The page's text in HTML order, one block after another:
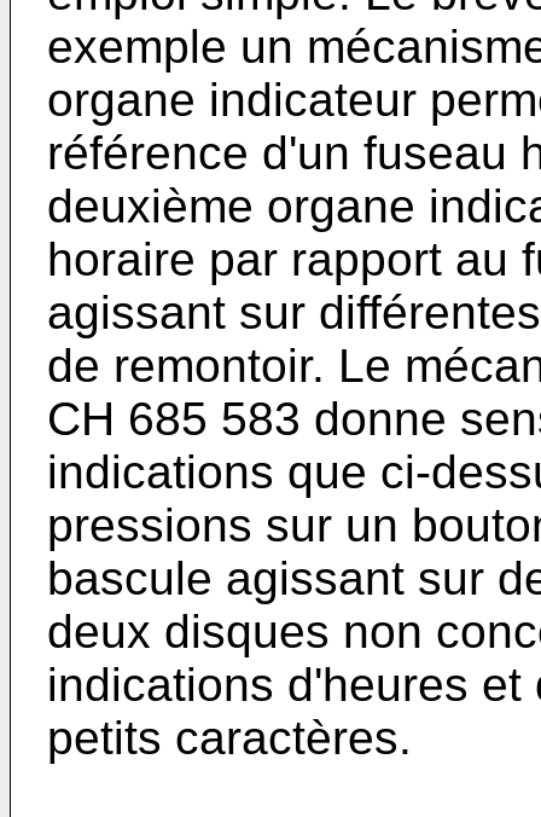
exemple un
organe indicateur
référence d'un fuseau
deuxième organe
horaire par rapport au
agissant sur
de remontoir. Le
CH 685 583 donne
indications que ci-
pressions sur un
bascule agissant sur
deux disques non
indications d'heures
petits caractères.